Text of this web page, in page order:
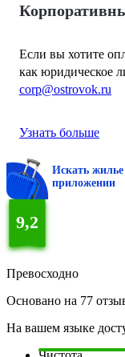
Если вы хотите
как юридическое
corp@ostrovok.ru
Узнать больше
Искать
приложении
9,2
Превосходно
Основано на 77
На вашем языке